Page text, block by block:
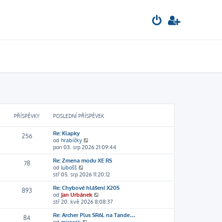
PŘÍSPĚVKY POSLEDNÍ PŘÍSPĚVEK
256
Re: Klapky
od hrabičky
o
b
r
z
i
t
p
o
s
l
pon 03. srp 2026 21:09:44
78
Re: Zmena modu XE RS
od lubošš
o
b
r
a
z
i
t
stř 05. srp 2026 11:20:12
893
Re: Chybové hlášení X20S
od Jan Urbánek
o
b
r
stř 20. kvě 2026 8:08:37
84
Re: Archer Plus SR6L na Tande…